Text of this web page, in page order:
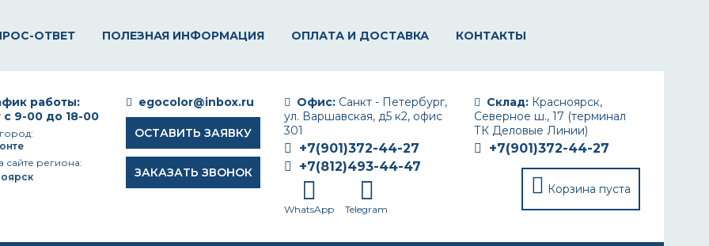
ОТВЕТ ПОЛЕЗНАЯ ИНФОРМАЦИЯ ОПЛАТА И ДОСТАВКА КОНТАКТЫ
Склад: Красноярск,
Северное ш., 17 (терминал
ТК Деловые Линии)
+7(901)372-44-27
Корзина пуста
Офис: Санкт - Петербург,
ул. Варшавская, д5 к2, офис
301
+7(901)372-44-27
+7(812)493-44-47
WhatsApp Telegram
egocolor@inbox.ru
ОСТАВИТЬ ЗАЯВКУ
ЗАКАЗАТЬ ЗВОНОК
работы:
с 9-00 до 18-00
сайте региона: